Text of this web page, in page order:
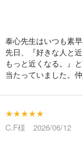
泰心先生はいつも素
先日、『好きな人と
もっと近くなる。』
当たっていました。
★★★★★
C.F様 2026/06/12